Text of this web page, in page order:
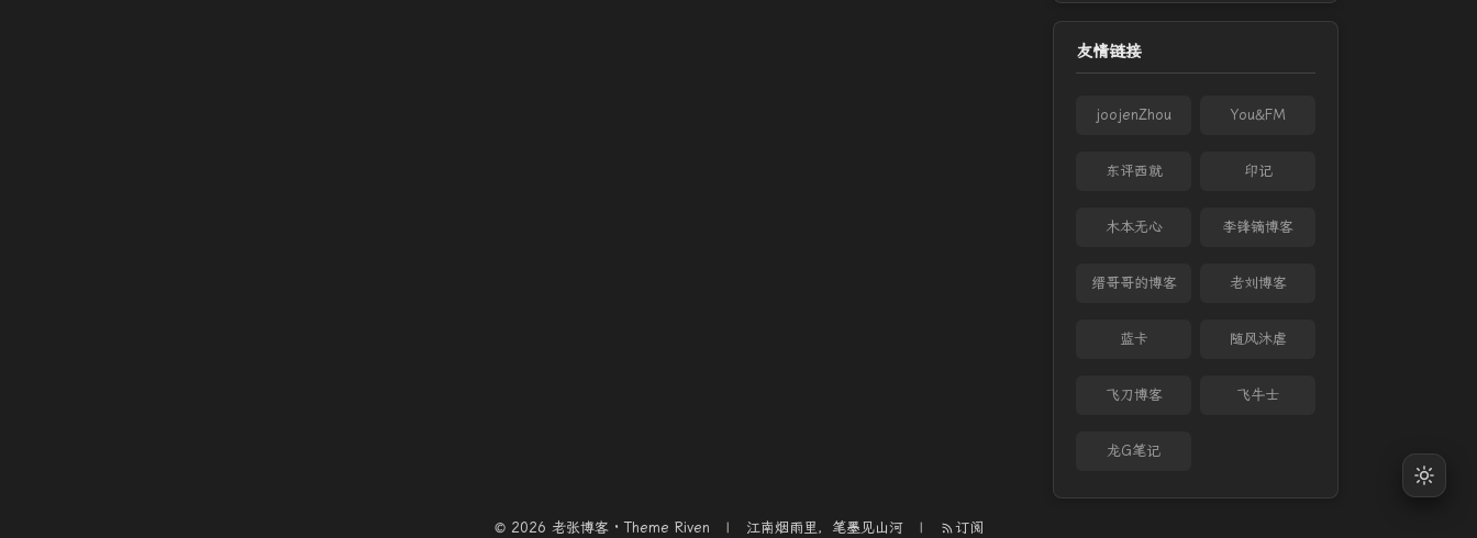
友情链接
joojenZhou You&FM
东评西就 印记
木本无心 李锋镝博客
缙哥哥的博客 老刘博客
蓝卡 随风沐虐
飞刀博客 飞牛士
龙G笔记
© 2026 老张博客 · Theme Riven 江南烟雨里，笔墨见山河 订阅